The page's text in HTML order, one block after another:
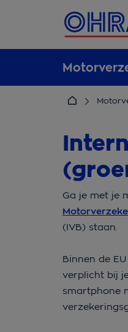
Ga je met je
(IVB) staan.
Binnen de
verplicht bij
smartphone